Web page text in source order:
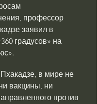
профессор
заявил в
градусов» на
в мире не
вакцины, ни
против